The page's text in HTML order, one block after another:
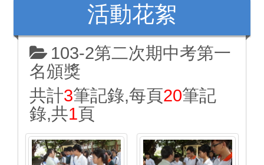
活動花絮
103-2第二次期中考第一
名頒獎
共計3筆記錄,每頁20筆記
錄,共1頁